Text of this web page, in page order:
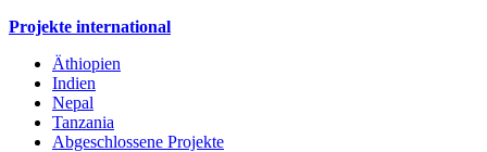
Projekte international
Äthiopien
Indien
Nepal
Tanzania
Abgeschlossene Projekte